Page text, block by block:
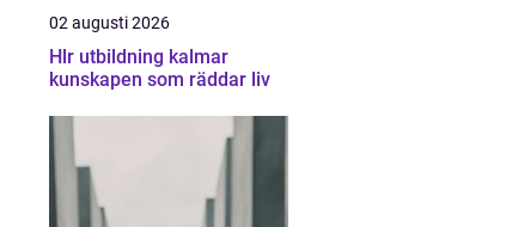
02 augusti 2026
Hlr utbildning kalmar
kunskapen som räddar liv